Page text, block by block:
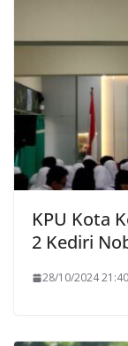
KPU Kota
2 Kediri
28/10/2024 21:40